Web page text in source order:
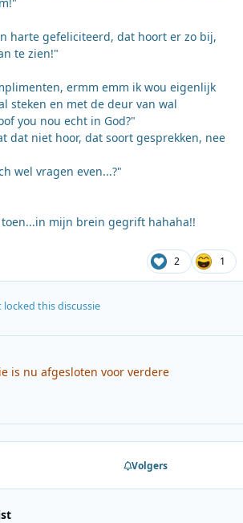
harte gefeliciteerd, dat hoort er zo bij,
te zien!"
ermm emm ik wou eigenlijk
steken en met de deur van wal
you nou echt in God?"
dat niet hoor, dat soort gesprekken, nee
wel vragen even...?"
mijn brein gegrift hahaha!!
2 1
locked this discussie
is nu afgesloten voor verdere
Volgers